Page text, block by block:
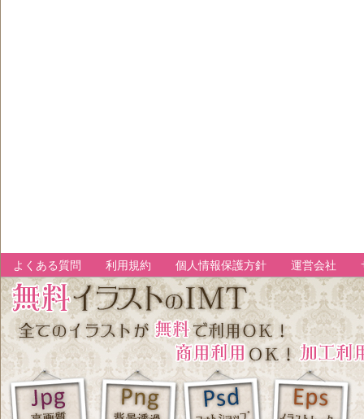
よくある質問 利用規約 個人情報保護方針 運営会社